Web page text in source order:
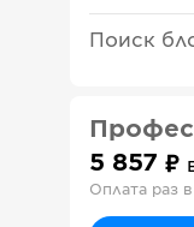
Поиск
5 857
Оплата раз в